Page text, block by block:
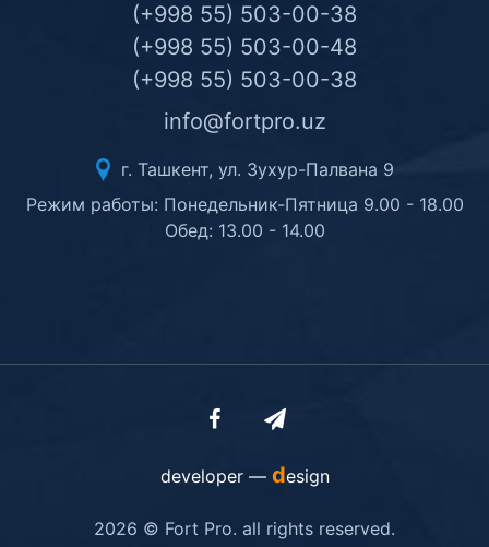
(+998 55) 503-00-38
(+998 55) 503-00-48
(+998 55) 503-00-38
info@fortpro.uz
г. Ташкент, ул. Зухур-Палвана 9
Режим работы: Понедельник-Пятница 9.00 - 18.00
Обед: 13.00 - 14.00
developer — design
2026 © Fort Pro. all rights reserved.